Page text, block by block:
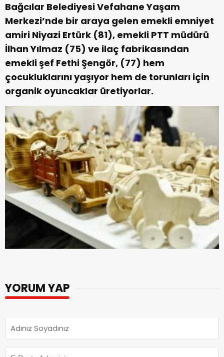
Bağcılar Belediyesi Vefahane Yaşam
Merkezi’nde bir araya gelen emekli emniyet
amiri Niyazi Ertürk (81), emekli PTT müdürü
İlhan Yılmaz (75) ve ilaç fabrikasından
emekli şef Fethi Şengör, (77) hem
çocukluklarını yaşıyor hem de torunları için
organik oyuncaklar üretiyorlar.
YORUM YAP